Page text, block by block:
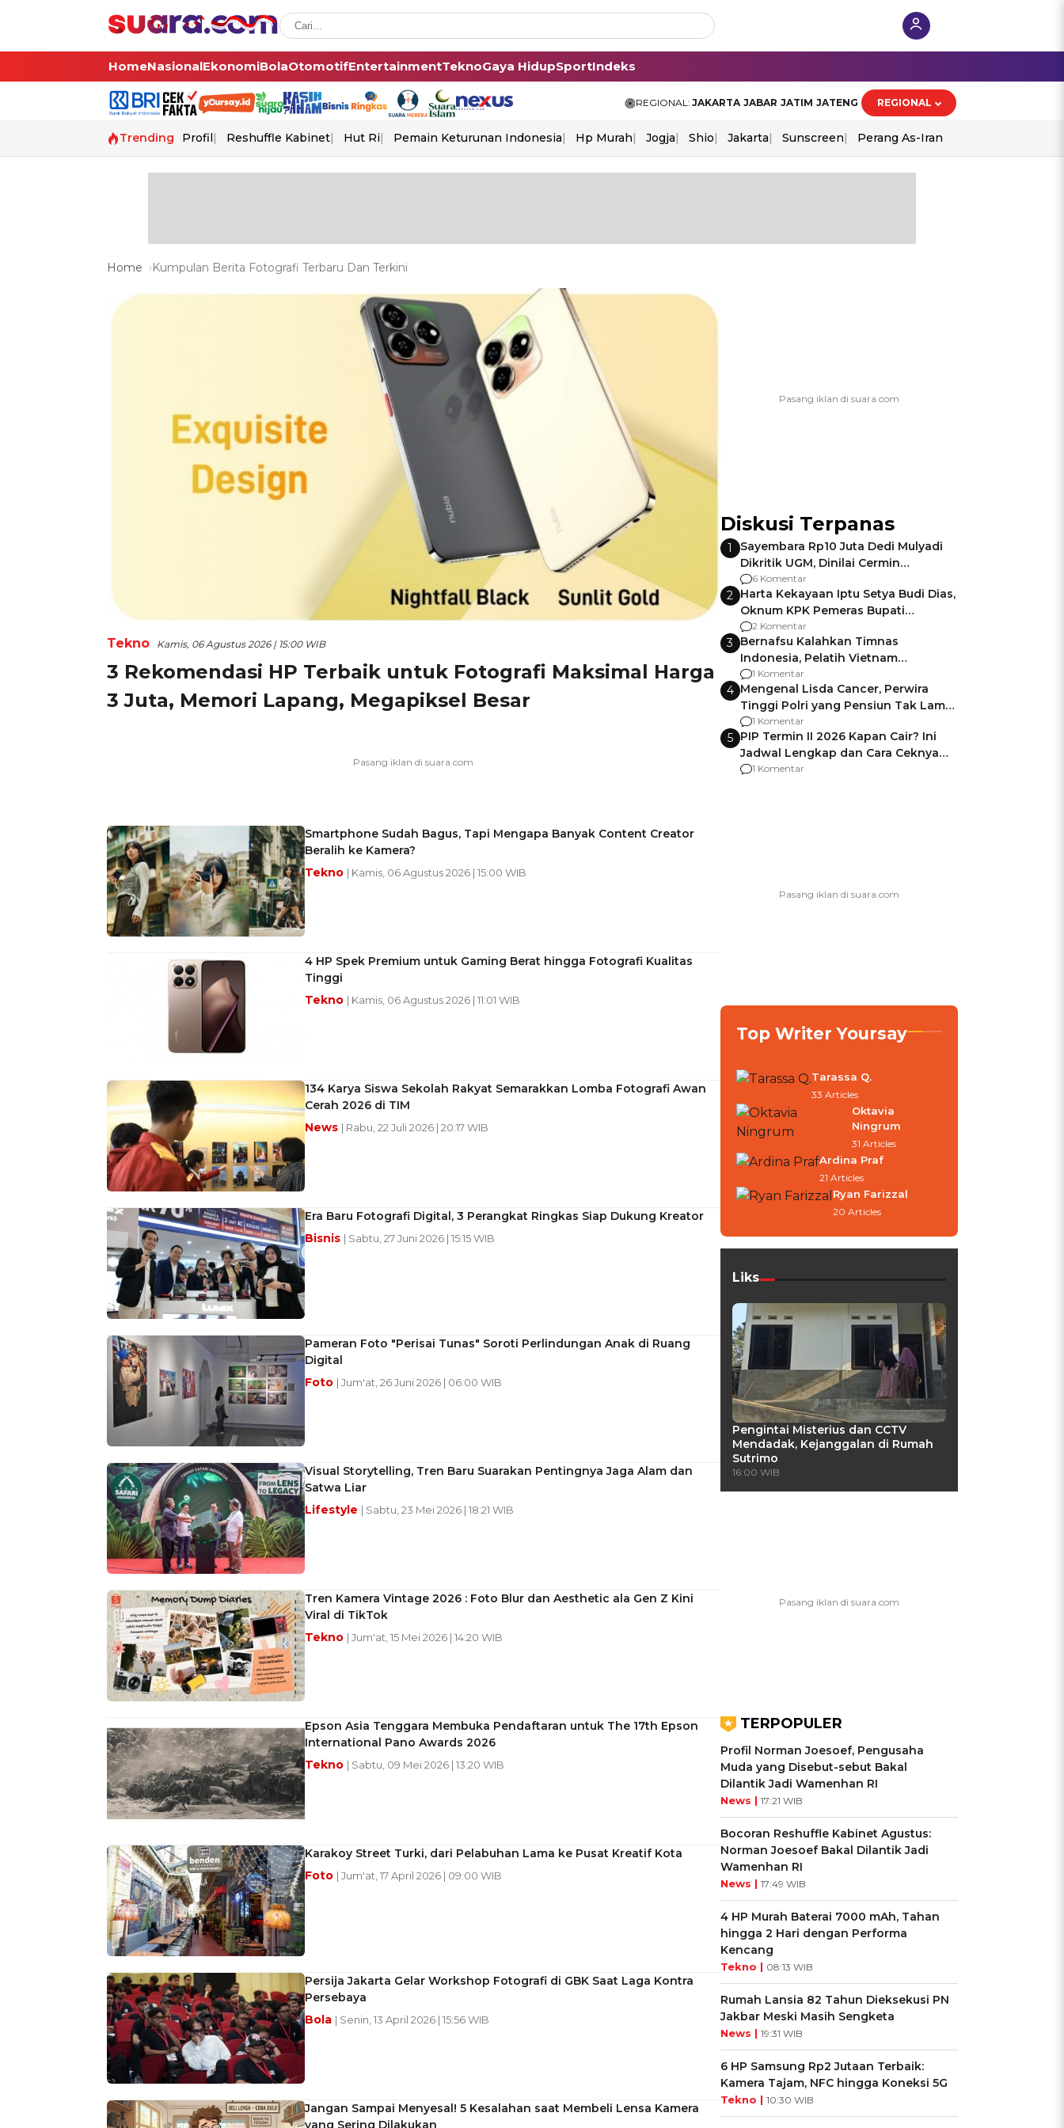
HomeNasionalEkonomiBolaOtomotifEntertainmentTeknoGaya HidupSportIndeks
REGIONAL: JAKARTA JABAR JATIM JATENG REGIONAL
Trending Profil Reshuffle Kabinet Hut Ri Pemain Keturunan Indonesia Hp Murah Jogja Shio Jakarta Sunscreen Perang As-Iran
Home Kumpulan Berita Fotografi Terbaru Dan Terkini
Tekno Kamis, 06 Agustus 2026 | 15:00 WIB
3 Rekomendasi HP Terbaik untuk Fotografi Maksimal Harga
3 Juta, Memori Lapang, Megapiksel Besar
Smartphone Sudah Bagus, Tapi Mengapa Banyak Content Creator
Beralih ke Kamera?
Tekno | Kamis, 06 Agustus 2026 | 15:00 WIB
4 HP Spek Premium untuk Gaming Berat hingga Fotografi Kualitas
Tinggi
Tekno | Kamis, 06 Agustus 2026 | 11:01 WIB
134 Karya Siswa Sekolah Rakyat Semarakkan Lomba Fotografi Awan
Cerah 2026 di TIM
News | Rabu, 22 Juli 2026 | 20:17 WIB
Era Baru Fotografi Digital, 3 Perangkat Ringkas Siap Dukung Kreator
Bisnis | Sabtu, 27 Juni 2026 | 15:15 WIB
Pameran Foto "Perisai Tunas" Soroti Perlindungan Anak di Ruang
Digital
Foto | Jum'at, 26 Juni 2026 | 06:00 WIB
Visual Storytelling, Tren Baru Suarakan Pentingnya Jaga Alam dan
Satwa Liar
Lifestyle | Sabtu, 23 Mei 2026 | 18:21 WIB
Tren Kamera Vintage 2026 : Foto Blur dan Aesthetic ala Gen Z Kini
Viral di TikTok
Tekno | Jum'at, 15 Mei 2026 | 14:20 WIB
Epson Asia Tenggara Membuka Pendaftaran untuk The 17th Epson
International Pano Awards 2026
Tekno | Sabtu, 09 Mei 2026 | 13:20 WIB
Karakoy Street Turki, dari Pelabuhan Lama ke Pusat Kreatif Kota
Foto | Jum'at, 17 April 2026 | 09:00 WIB
Persija Jakarta Gelar Workshop Fotografi di GBK Saat Laga Kontra
Persebaya
Bola | Senin, 13 April 2026 | 15:56 WIB
Jangan Sampai Menyesal! 5 Kesalahan saat Membeli Lensa Kamera
yang Sering Dilakukan
Diskusi Terpanas
1
Sayembara Rp10 Juta Dedi Mulyadi
Dikritik UGM, Dinilai Cermin
Gagalnya Negara Jamin Keamanan
6 Komentar
2 Harta Kekayaan Iptu Setya Budi Dias,
Oknum KPK Pemeras Bupati
Pemalang
2 Komentar
3 Bernafsu Kalahkan Timnas
Indonesia, Pelatih Vietnam
Berencana Pakai Jimat di Pakansari
1 Komentar
4 Mengenal Lisda Cancer, Perwira
Tinggi Polri yang Pensiun Tak Lama
Usai Jadi Brigjen
1 Komentar
5 PIP Termin II 2026 Kapan Cair? Ini
Jadwal Lengkap dan Cara Ceknya
agar Dana Tidak Hangus!
1 Komentar
Top Writer Yoursay
Tarassa Q.
33 Articles
Oktavia
Ningrum
31 Articles
Ardina Praf
21 Articles
Ryan Farizzal
20 Articles
Liks
Pengintai Misterius dan CCTV
Mendadak, Kejanggalan di Rumah
Sutrimo
16:00 WIB
TERPOPULER
Profil Norman Joesoef, Pengusaha
Muda yang Disebut-sebut Bakal
Dilantik Jadi Wamenhan RI
News | 17:21 WIB
Bocoran Reshuffle Kabinet Agustus:
Norman Joesoef Bakal Dilantik Jadi
Wamenhan RI
News | 17:49 WIB
4 HP Murah Baterai 7000 mAh, Tahan
hingga 2 Hari dengan Performa
Kencang
Tekno | 08:13 WIB
Rumah Lansia 82 Tahun Dieksekusi PN
Jakbar Meski Masih Sengketa
News | 19:31 WIB
6 HP Samsung Rp2 Jutaan Terbaik:
Kamera Tajam, NFC hingga Koneksi 5G
Tekno | 10:30 WIB